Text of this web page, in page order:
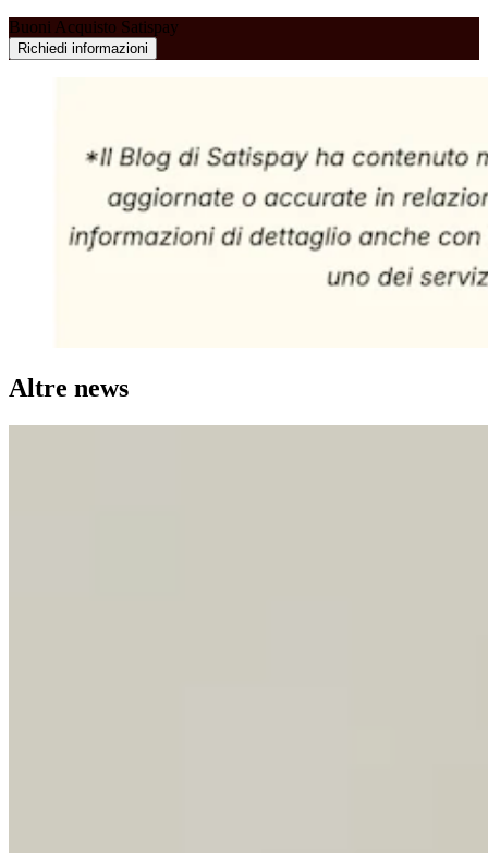
Buoni Acquisto Satispay
Richiedi informazioni
Altre news